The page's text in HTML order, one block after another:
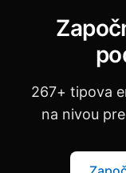
267+ tipova
na nivou